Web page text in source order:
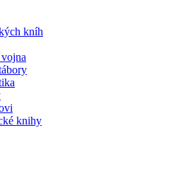
kníh
knihy